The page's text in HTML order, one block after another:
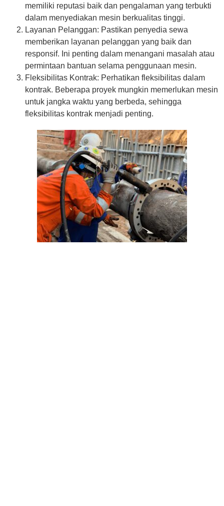
memiliki reputasi baik dan pengalaman yang terbukti
dalam menyediakan mesin berkualitas tinggi.
Layanan Pelanggan: Pastikan penyedia sewa
memberikan layanan pelanggan yang baik dan
responsif. Ini penting dalam menangani masalah atau
permintaan bantuan selama penggunaan mesin.
Fleksibilitas Kontrak: Perhatikan fleksibilitas dalam
kontrak. Beberapa proyek mungkin memerlukan mesin
untuk jangka waktu yang berbeda, sehingga
fleksibilitas kontrak menjadi penting.